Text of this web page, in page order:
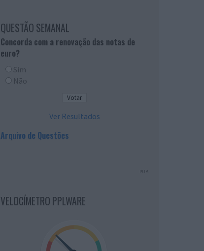
QUESTÃO SEMANAL
Concorda com a renovação das notas de
euro?
Sim
Não
Ver Resultados
Arquivo de Questões
PUB
VELOCÍMETRO PPLWARE